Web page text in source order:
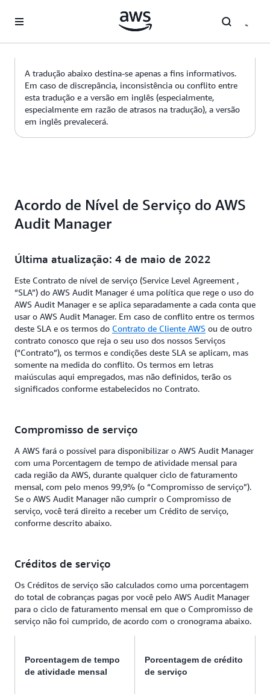
Pular para o conteúdo principal
A tradução abaixo destina-se apenas a fins informativos.
Em caso de discrepância, inconsistência ou conflito entre
esta tradução e a versão em inglês (especialmente,
especialmente em razão de atrasos na tradução), a versão
em inglês prevalecerá.
Acordo de Nível de Serviço do AWS
Audit Manager
Última atualização: 4 de maio de 2022
Este Contrato de nível de serviço (Service Level Agreement ,
“SLA”) do AWS Audit Manager é uma política que rege o uso do
AWS Audit Manager e se aplica separadamente a cada conta que
usar o AWS Audit Manager. Em caso de conflito entre os termos
deste SLA e os termos do Contrato de Cliente AWS ou de outro
contrato conosco que reja o seu uso dos nossos Serviços
(“Contrato”), os termos e condições deste SLA se aplicam, mas
somente na medida do conflito. Os termos em letras
maiúsculas aqui empregados, mas não definidos, terão os
significados conforme estabelecidos no Contrato.
Compromisso de serviço
A AWS fará o possível para disponibilizar o AWS Audit Manager
com uma Porcentagem de tempo de atividade mensal para
cada região da AWS, durante qualquer ciclo de faturamento
mensal, com pelo menos 99,9% (o “Compromisso de serviço”).
Se o AWS Audit Manager não cumprir o Compromisso de
serviço, você terá direito a receber um Crédito de serviço,
conforme descrito abaixo.
Créditos de serviço
Os Créditos de serviço são calculados como uma porcentagem
do total de cobranças pagas por você pelo AWS Audit Manager
para o ciclo de faturamento mensal em que o Compromisso de
serviço não foi cumprido, de acordo com o cronograma abaixo.
Porcentagem de tempo
de atividade mensal
Porcentagem de crédito
de serviço